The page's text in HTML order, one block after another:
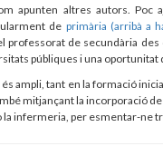
apunten altres autors. Poc
de primària (arribà a
de secundària des
públiques i una oportunitat
ampli, tant en la formació
mitjançant la incorporació
infermeria, per esmentar-ne